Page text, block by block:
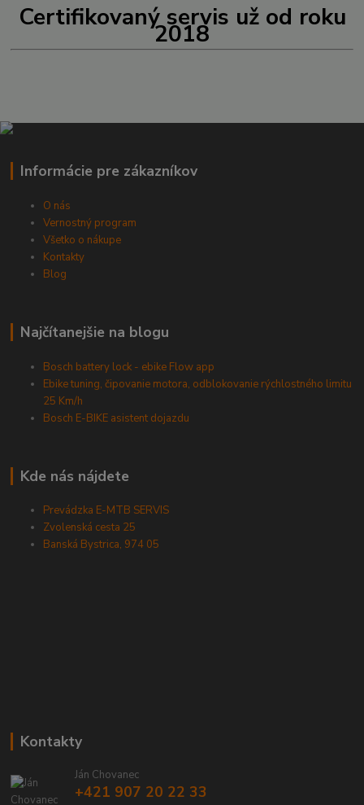
Certifikovaný servis už od roku
2018
Informácie pre zákazníkov
O nás
Vernostný program
Všetko o nákupe
Kontakty
Blog
Najčítanejšie na blogu
Bosch battery lock - ebike Flow app
Ebike tuning, čipovanie motora, odblokovanie rýchlostného limitu
25 Km/h
Bosch E-BIKE asistent dojazdu
Kde nás nájdete
Prevádzka E-MTB SERVIS
Zvolenská cesta 25
Banská Bystrica, 974 05
Kontakty
Ján Chovanec
+421 907 20 22 33